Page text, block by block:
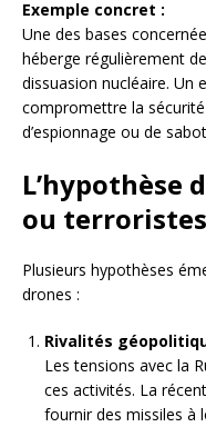
Exemple concret :
Une des bases
héberge régulièrement
dissuasion nucléaire. Un
compromettre la
d’espionnage ou de
L’hypothèse
ou terroristes
Plusieurs hypothèses
drones :
Rivalités
Les tensions avec la
ces activités. La
fournir des missiles à